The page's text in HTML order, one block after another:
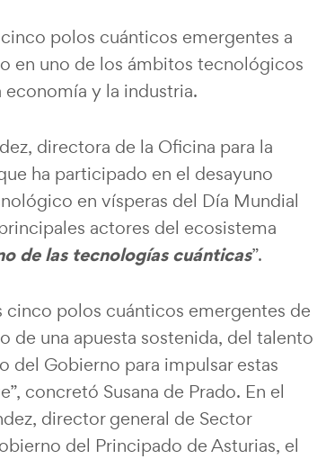
polos cuánticos emergentes a
en uno de los ámbitos tecnológicos
y la industria.
directora de la Oficina para la
ha participado en el desayuno
en vísperas del Día Mundial
actores del ecosistema
de las tecnologías cuánticas”.
cinco polos cuánticos emergentes de
de una apuesta sostenida, del talento
Gobierno para impulsar estas
concretó Susana de Prado. En el
director general de Sector
del Principado de Asturias, el